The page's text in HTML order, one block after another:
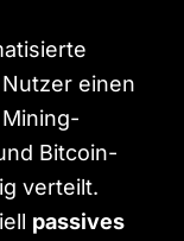
einen
Bitcoin-
verteilt.
passives